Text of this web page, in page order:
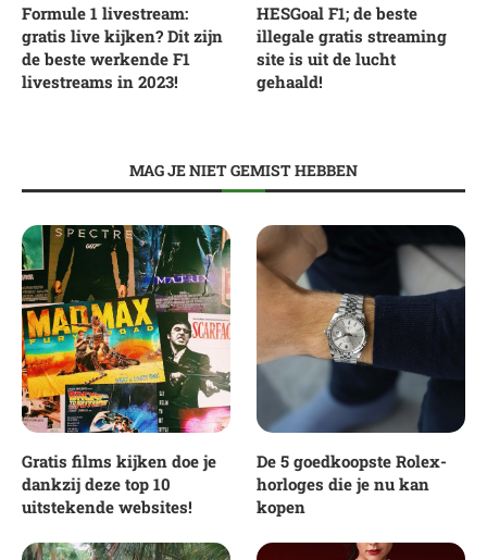
Formule 1 livestream:
gratis live kijken? Dit zijn
de beste werkende F1
livestreams in 2023!
HESGoal F1; de beste
illegale gratis streaming
site is uit de lucht
gehaald!
MAG JE NIET GEMIST HEBBEN
Gratis films kijken doe je
dankzij deze top 10
uitstekende websites!
De 5 goedkoopste Rolex-
horloges die je nu kan
kopen